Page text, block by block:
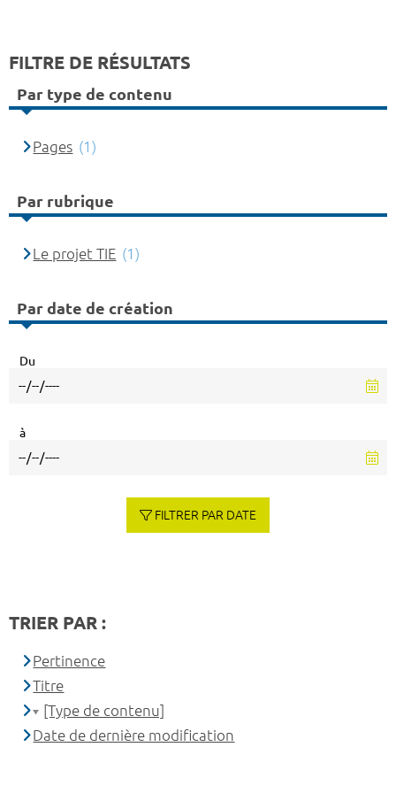
FILTRE DE RÉSULTATS
Par type de contenu
Pages (1)
Par rubrique
Le projet TIE (1)
Par date de création
Du
à
FILTRER PAR DATE
TRIER PAR :
Pertinence
Titre
[Type de contenu]
Date de dernière modification